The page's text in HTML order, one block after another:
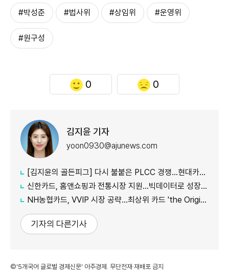
#박성준 #법사위 #상임위 #운영위
#원구성
0 0
김지윤 기자
yoon0930@ajunews.com
[김지윤의 골든피그] 다시 불붙은 PLCC 경쟁…현대카드 '동맹 재편' 시험대
신한카드, 홈앤쇼핑과 전통시장 지원…빅데이터로 성장 가능성 찾는다
NH농협카드, VVIP 시장 공략…최상위 카드 'the Origins' 출시
기자의 다른기사
©'5개국어 글로벌 경제신문' 아주경제. 무단전재·재배포 금지